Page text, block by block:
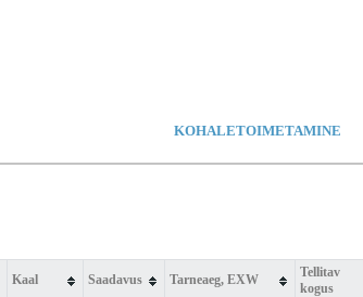
KOHALETOIMETAMINE
Kaal Saadavus Tarneaeg, EXW
Tellitav
kogus